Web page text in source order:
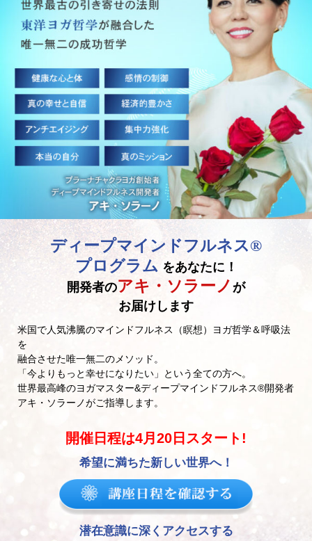
ディープマインドフルネス®
プログラム をあなたに！
開発者のアキ・ソラーノ が
お届けします
米国で人気沸騰のマインドフルネス（瞑想）ヨガ哲学＆呼吸法
を
融合させた唯一無二のメソッド。
「今よりもっと幸せになりたい」という全ての方へ。
世界最高峰のヨガマスター&ディープマインドフルネス®︎開発者
アキ・ソラーノがご指導します。
開催日程は4月20日スタート!
希望に満ちた新しい世界へ！
潜在意識に深くアクセスする